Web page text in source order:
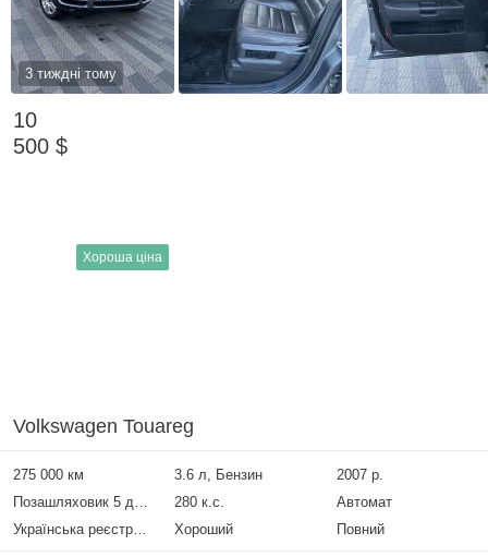
3 тиждні тому
10
500 $
Хороша ціна
Volkswagen Touareg
275 000 км 3.6 л, Бензин
2007 р.
Позашляховик 5 дверей
280 к.с.
Автомат
Українська реєстрація
Хороший Повний